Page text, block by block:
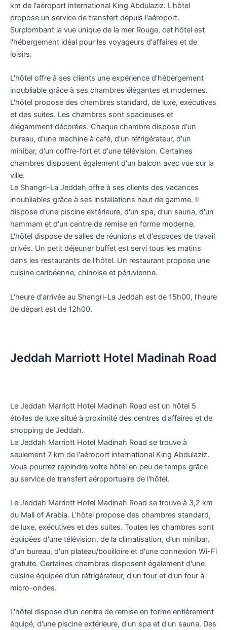
km de l'aéroport international King Abdulaziz. L'hôtel
propose un service de transfert depuis l'aéroport.
Surplombant la vue unique de la mer Rouge, cet hôtel est
l'hébergement idéal pour les voyageurs d'affaires et de
loisirs.
L'hôtel offre à ses clients une expérience d'hébergement
inoubliable grâce à ses chambres élégantes et modernes.
L'hôtel propose des chambres standard, de luxe, exécutives
et des suites. Les chambres sont spacieuses et
élégamment décorées. Chaque chambre dispose d'un
bureau, d'une machine à café, d'un réfrigérateur, d'un
minibar, d'un coffre-fort et d'une télévision. Certaines
chambres disposent également d'un balcon avec vue sur la
ville.
Le Shangri-La Jeddah offre à ses clients des vacances
inoubliables grâce à ses installations haut de gamme. Il
dispose d'une piscine extérieure, d'un spa, d'un sauna, d'un
hammam et d'un centre de remise en forme moderne.
L'hôtel dispose de salles de réunions et d'espaces de travail
privés. Un petit déjeuner buffet est servi tous les matins
dans les restaurants de l'hôtel. Un restaurant propose une
cuisine caribéenne, chinoise et péruvienne.
L'heure d'arrivée au Shangri-La Jeddah est de 15h00, l'heure
de départ est de 12h00.
Jeddah Marriott Hotel Madinah Road
Le Jeddah Marriott Hotel Madinah Road est un hôtel 5
étoiles de luxe situé à proximité des centres d'affaires et de
shopping de Jeddah.
Le Jeddah Marriott Hotel Madinah Road se trouve à
seulement 7 km de l'aéroport international King Abdulaziz.
Vous pourrez rejoindre votre hôtel en peu de temps grâce
au service de transfert aéroportuaire de l'hôtel.
Le Jeddah Marriott Hotel Madinah Road se trouve à 3,2 km
du Mall of Arabia. L'hôtel propose des chambres standard,
de luxe, exécutives et des suites. Toutes les chambres sont
équipées d'une télévision, de la climatisation, d'un minibar,
d'un bureau, d'un plateau/bouilloire et d'une connexion Wi-Fi
gratuite. Certaines chambres disposent également d'une
cuisine équipée d'un réfrigérateur, d'un four et d'un four à
micro-ondes.
L'hôtel dispose d'un centre de remise en forme entièrement
équipé, d'une piscine extérieure, d'un spa et d'un sauna. Des